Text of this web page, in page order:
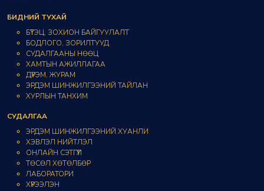
БИДНИЙ ТУХАЙ
БҮТЭЦ, ЗОХИОН БАЙГУУЛАЛТ
БОДЛОГО, ЗОРИЛТУУД
СУДАЛГААНЫ НӨӨЦ
ХАМТЫН АЖИЛЛАГАА
ДҮРЭМ, ЖУРАМ
ЭРДЭМ ШИНЖИЛГЭЭНИЙ ТАЙЛАН
ХУРЛЫН ТАНХИМ
СУДАЛГАА
ЭРДЭМ ШИНЖИЛГЭЭНИЙ ХУАНЛИ
ХЭВЛЭЛ НИЙТЛЭЛ
ОНЛАЙН СЭТГҮҮЛ
ТӨСӨЛ ХӨТӨЛБӨР
ЛАБОРАТОРИ
ХҮРЭЭЛЭН